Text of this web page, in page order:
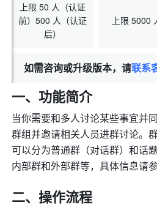
上限 50 人（认证
前）500 人（认证
后）
上限 5000
如需咨询或升级版本，请联系
一、功能简介
当你需要和多人讨论某些事宜并
群组并邀请相关人员进群讨论。
可以分为普通群（对话群）和话
内部群和外部群等，具体信息请
二、操作流程